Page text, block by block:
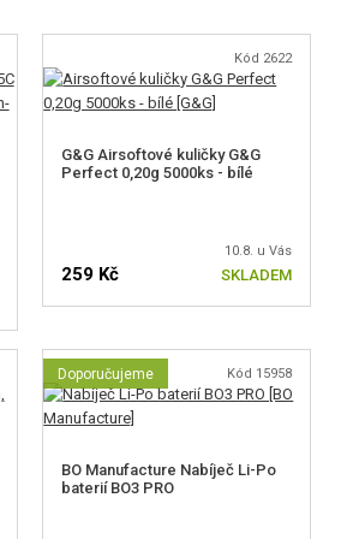
Kód 2622
G&G Airsoftové kuličky G&G
Perfect 0,20g 5000ks - bílé
10.8. u Vás
259 Kč SKLADEM
Doporučujeme Kód 15958
BO Manufacture Nabíječ Li-Po
baterií BO3 PRO